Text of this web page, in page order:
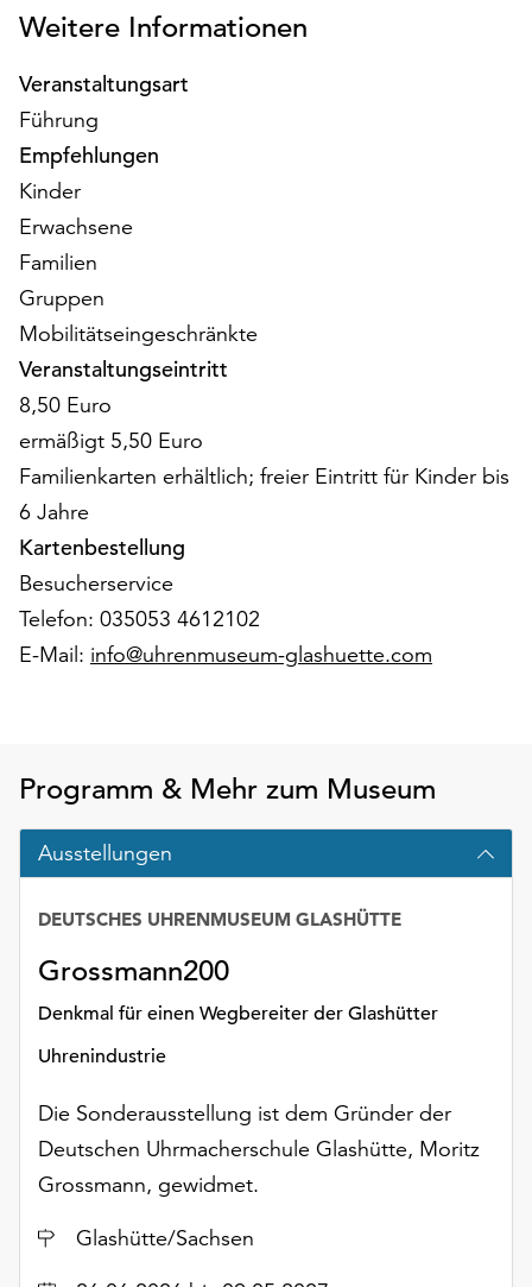
Einverständnis
jederzeit
ändern
und
widerrufen.
Dafür
steht
Ihnen
am
Ende
der
Seite
die
Schaltfläche
„Cookie-
Einstellungen“
zur
Verfügung.
Funktionale
Cookies
werden
auch
ohne
Ihr
Einverständnis
Sie
die
verwendeten
Cookies
anpassen,
erreichen
Sie
die
Einstellungen
über
die
Schaltfläche
„Auswählen“.
Weitere
Informationen
finden
Sie
Weitere Informationen
Veranstaltungsart
Führung
Empfehlungen
Kinder
Erwachsene
Familien
Gruppen
Mobilitätseingeschränkte
Veranstaltungseintritt
8,50 Euro
ermäßigt 5,50 Euro
Familienkarten erhältlich; freier Eintritt für Kinder bis
6 Jahre
Kartenbestellung
Besucherservice
Telefon: 035053 4612102
E-Mail: info@uhrenmuseum-glashuette.com
Programm & Mehr zum Museum
Ausstellungen
Grossmann200
Denkmal für einen Wegbereiter der Glashütter
Uhrenindustrie
DEUTSCHES UHRENMUSEUM GLASHÜTTE
Die Sonderausstellung ist dem Gründer der
Deutschen Uhrmacherschule Glashütte, Moritz
Grossmann, gewidmet.
Ort
Glashütte/Sachsen